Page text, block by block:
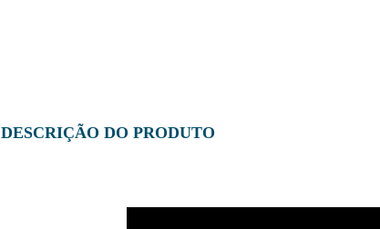
DESCRIÇÃO DO PRODUTO